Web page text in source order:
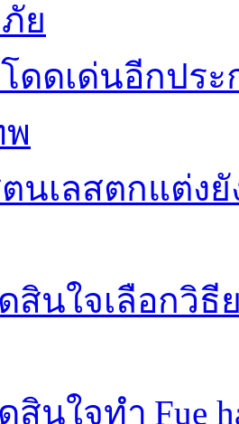
ย
ดดเด่นอีกปร
พ
นเลสตกแต่ง
สินใจเลือกวิ
สินใจทำ Fue